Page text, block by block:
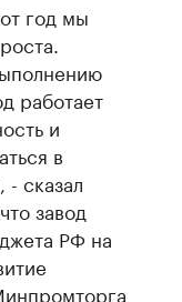
год мы
работает
и
в
- сказал
завод
РФ на